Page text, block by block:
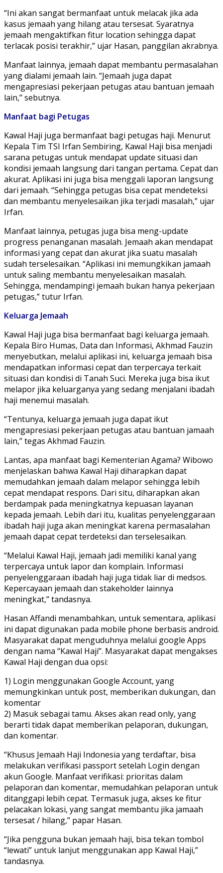
“Ini akan sangat bermanfaat untuk melacak jika ada
kasus jemaah yang hilang atau tersesat. Syaratnya
jemaah mengaktifkan fitur location sehingga dapat
terlacak posisi terakhir,” ujar Hasan, panggilan akrabnya.
Manfaat lainnya, jemaah dapat membantu permasalahan
yang dialami jemaah lain. “Jemaah juga dapat
mengapresiasi pekerjaan petugas atau bantuan jemaah
lain,” sebutnya.
Manfaat bagi Petugas
Kawal Haji juga bermanfaat bagi petugas haji. Menurut
Kepala Tim TSI Irfan Sembiring, Kawal Haji bisa menjadi
sarana petugas untuk mendapat update situasi dan
kondisi jemaah langsung dari tangan pertama. Cepat dan
akurat. Aplikasi ini juga bisa menggali laporan langsung
dari jemaah. “Sehingga petugas bisa cepat mendeteksi
dan membantu menyelesaikan jika terjadi masalah,” ujar
Irfan.
Manfaat lainnya, petugas juga bisa meng-update
progress penanganan masalah. Jemaah akan mendapat
informasi yang cepat dan akurat jika suatu masalah
sudah terselesaikan. “Aplikasi ini memungkikan jamaah
untuk saling membantu menyelesaikan masalah.
Sehingga, mendampingi jemaah bukan hanya pekerjaan
petugas,” tutur Irfan.
Keluarga Jemaah
Kawal Haji juga bisa bermanfaat bagi keluarga jemaah.
Kepala Biro Humas, Data dan Informasi, Akhmad Fauzin
menyebutkan, melalui aplikasi ini, keluarga jemaah bisa
mendapatkan informasi cepat dan terpercaya terkait
situasi dan kondisi di Tanah Suci. Mereka juga bisa ikut
melapor jika keluarganya yang sedang menjalani ibadah
haji menemui masalah.
“Tentunya, keluarga jemaah juga dapat ikut
mengapresiasi pekerjaan petugas atau bantuan jamaah
lain,” tegas Akhmad Fauzin.
Lantas, apa manfaat bagi Kementerian Agama? Wibowo
menjelaskan bahwa Kawal Haji diharapkan dapat
memudahkan jemaah dalam melapor sehingga lebih
cepat mendapat respons. Dari situ, diharapkan akan
berdampak pada meningkatnya kepuasan layanan
kepada jemaah. Lebih dari itu, kualitas penyelenggaraan
ibadah haji juga akan meningkat karena permasalahan
jemaah dapat cepat terdeteksi dan terselesaikan.
“Melalui Kawal Haji, jemaah jadi memiliki kanal yang
terpercaya untuk lapor dan komplain. Informasi
penyelenggaraan ibadah haji juga tidak liar di medsos.
Kepercayaan jemaah dan stakeholder lainnya
meningkat,” tandasnya.
Hasan Affandi menambahkan, untuk sementara, aplikasi
ini dapat digunakan pada mobile phone berbasis android.
Masyarakat dapat menguduhnya melalui google Apps
dengan nama “Kawal Haji”. Masyarakat dapat mengakses
Kawal Haji dengan dua opsi:
1) Login menggunakan Google Account, yang
memungkinkan untuk post, memberikan dukungan, dan
komentar
2) Masuk sebagai tamu. Akses akan read only, yang
berarti tidak dapat memberikan pelaporan, dukungan,
dan komentar.
“Khusus Jemaah Haji Indonesia yang terdaftar, bisa
melakukan verifikasi passport setelah Login dengan
akun Google. Manfaat verifikasi: prioritas dalam
pelaporan dan komentar, memudahkan pelaporan untuk
ditanggapi lebih cepat. Termasuk juga, akses ke fitur
pelacakan lokasi, yang sangat membantu jika jamaah
tersesat / hilang,” papar Hasan.
“Jika pengguna bukan jemaah haji, bisa tekan tombol
“lewati” untuk lanjut menggunakan app Kawal Haji,”
tandasnya.